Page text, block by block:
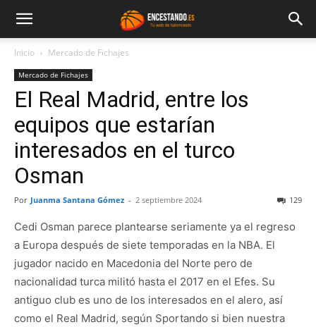
Inicio Mercado de Fichajes
Mercado de Fichajes
El Real Madrid, entre los
equipos que estarían
interesados en el turco
Osman
Por Juanma Santana Gómez - 2 septiembre 2024 129
Cedi Osman parece plantearse seriamente ya el regreso
a Europa después de siete temporadas en la NBA. El
jugador nacido en Macedonia del Norte pero de
nacionalidad turca militó hasta el 2017 en el Efes. Su
antiguo club es uno de los interesados en el alero, así
como el Real Madrid, según Sportando si bien nuestra